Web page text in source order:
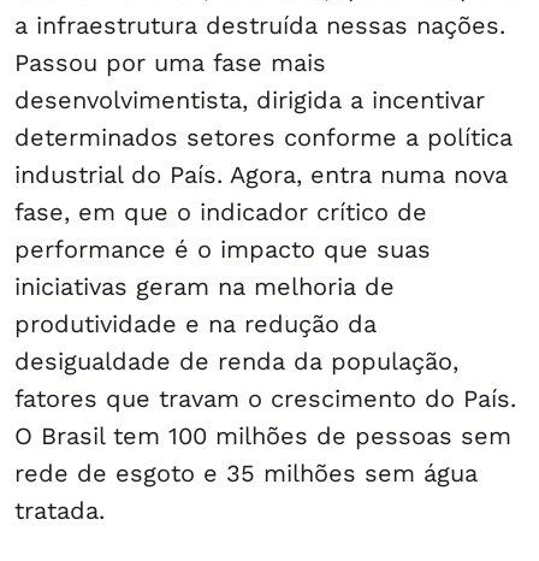
a infraestrutura destruída nessas nações.
Passou por uma fase mais
desenvolvimentista, dirigida a incentivar
determinados setores conforme a política
industrial do País. Agora, entra numa nova
fase, em que o indicador crítico de
performance é o impacto que suas
iniciativas geram na melhoria de
produtividade e na redução da
desigualdade de renda da população,
fatores que travam o crescimento do País.
O Brasil tem 100 milhões de pessoas sem
rede de esgoto e 35 milhões sem água
tratada.